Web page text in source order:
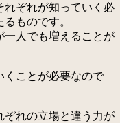
ぞれが知っていく必
ものです。
人でも増えることが
ことが必要なので
れの立場と違う力が